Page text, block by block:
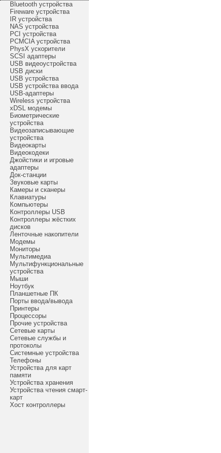
Bluetooth устройства
Fireware устройства
IR устройства
NAS устройства
PCI устройства
PCMCIA устройства
PhysX ускорители
SCSI адаптеры
USB видеоустройства
USB диски
USB устройства
USB устройства ввода
USB-адаптеры
Wireless устройства
xDSL модемы
Биометрические
устройства
Видеозаписывающие
устройства
Видеокарты
Видеокодеки
Джойстики и игровые
адаптеры
Док-станции
Звуковые карты
Камеры и сканеры
Клавиатуры
Компьютеры
Контроллеры USB
Контроллеры жёстких
дисков
Ленточные накопители
Модемы
Мониторы
Мультимедиа
Мультифункциональные
устройства
Мыши
Ноутбук
Планшетные ПК
Порты ввода/вывода
Принтеры
Процессоры
Прочие устройства
Сетевые карты
Сетевые службы и
протоколы
Системные устройства
Телефоны
Устройства для карт
памяти
Устройства хранения
Устройства чтения смарт-
карт
Хост контроллеры